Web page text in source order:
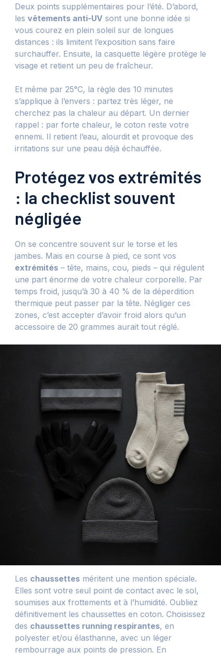
Deux points supplémentaires pour l’été. D’abord,
les vêtements anti-UV sont une bonne idée si
vous courez en plein soleil sur de longues
distances : ils limitent l’exposition sans faire
surchauffer. Ensuite, la casquette légère protège le
visage et retient un peu de fraîcheur.
Et même par 25°C, la règle des 10 minutes
s’applique à l’envers : partez très léger, ne
cherchez pas la chaleur au départ. Un dernier
rappel : par forte chaleur, le coton reste votre
ennemi. Il retient l’eau, alourdit et provoque des
irritations sur une peau déjà échauffée.
Protégez vos extrémités
: la checklist souvent
négligée
On se concentre souvent sur le torse et les
jambes. Mais en course à pied, ce sont vos
extrémités – tête, mains, cou, pieds – qui régulent
une part énorme de votre chaleur corporelle. Par
temps froid, jusqu’à 30 à 40 % de la déperdition
thermique peut passer par la tête. Négliger ces
zones, c’est accepter d’avoir froid alors qu’un
accessoire de 20 grammes aurait tout réglé.
Les chaussettes méritent une mention spéciale.
Elles sont votre seul point de contact avec le sol,
soumises aux frottements et à l’humidité. Oubliez
définitivement les chaussettes en coton. Choisissez
des chaussettes running respirantes, en
polyester et/ou élasthanne, avec un léger
rembourrage aux points de pression. En